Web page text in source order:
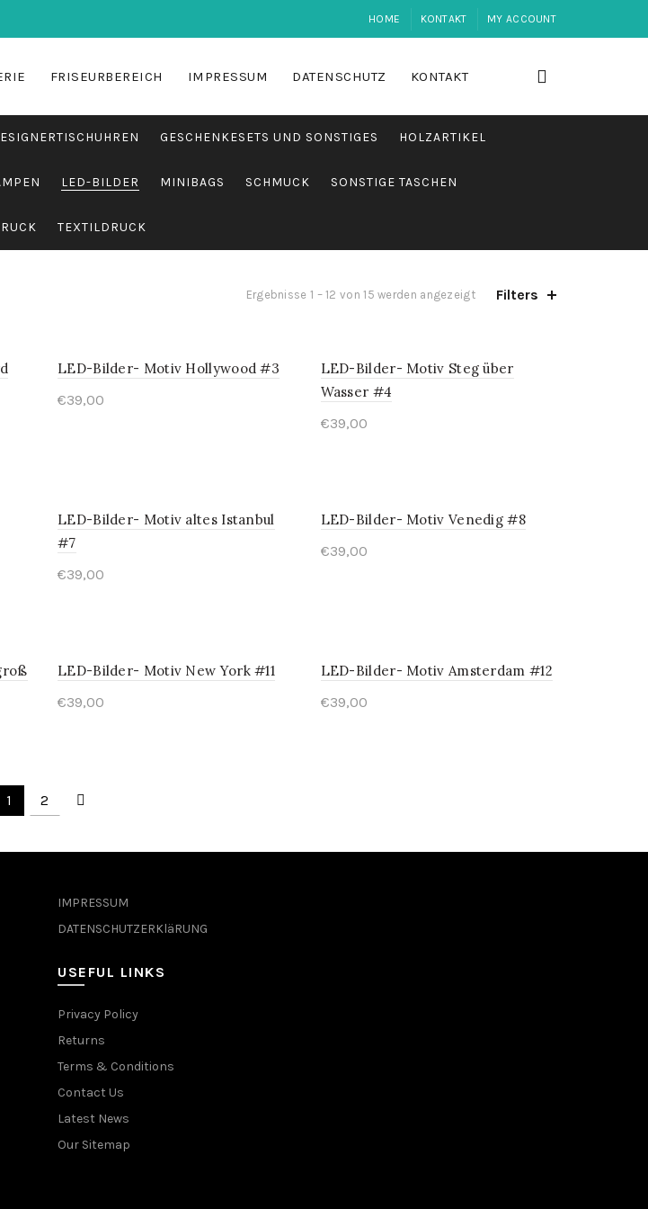
HOME KONTAKT MY ACCOUNT
FRISEURBEREICH IMPRESSUM DATENSCHUTZ KONTAKT
GESCHENKESETS UND SONSTIGES HOLZARTIKEL
LED-BILDER MINIBAGS SCHMUCK SONSTIGE TASCHEN
TEXTILDRUCK
Ergebnisse 1 – 12 von 15 werden angezeigtNachFilters
LED-Bilder- Motiv Hollywood #3
€39,00
LED-Bilder- Motiv Steg über
Wasser #4
€39,00
LED-Bilder- Motiv altes Istanbul
#7
€39,00
LED-Bilder- Motiv Venedig #8
€39,00
LED-Bilder- Motiv New York #11
€39,00
LED-Bilder- Motiv Amsterdam #12
€39,00
1 2
IMPRESSUM
DATENSCHUTZERKläRUNG
USEFUL LINKS
Privacy Policy
Returns
Terms & Conditions
Contact Us
Latest News
Our Sitemap